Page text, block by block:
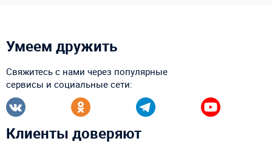
Умеем дружить
Свяжитесь с нами через популярные
сервисы и социальные сети:
Клиенты доверяют